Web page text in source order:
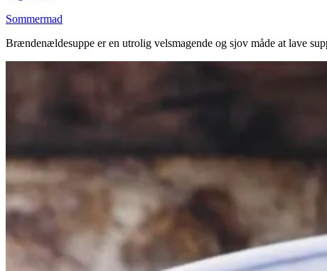
Sommermad
Brændenældesuppe er en utrolig velsmagende og sjov måde at lave